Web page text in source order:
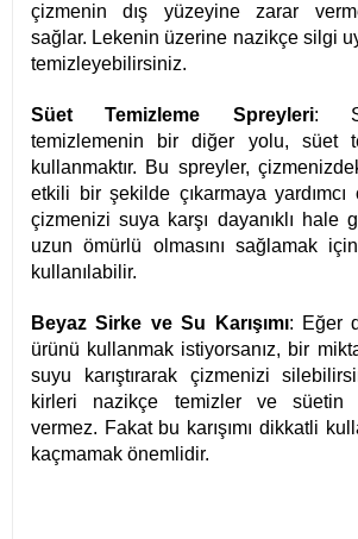
çizmenin dış yüzeyine zarar
sağlar. Lekenin üzerine nazikçe silgi
temizleyebilirsiniz.
Süet Temizleme Spreyleri:
temizlemenin bir diğer yolu, süet
kullanmaktır. Bu spreyler,
etkili bir şekilde çıkarmaya yardımcı
çizmenizi suya karşı dayanıklı hale
uzun ömürlü olmasını sağlamak
kullanılabilir.
Beyaz Sirke ve Su Karışımı: Eğer
ürünü kullanmak istiyorsanız, bir
suyu karıştırarak çizmenizi
kirleri nazikçe temizler ve süetin
vermez. Fakat bu karışımı dikkatli
kaçmamak önemlidir.